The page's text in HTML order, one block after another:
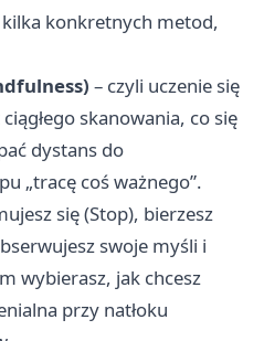
konkretnych metod,
– czyli uczenie się
skanowania, co się
dystans do
„tracę coś ważnego”.
się (Stop), bierzesz
swoje myśli i
wybierasz, jak chcesz
przy natłoku